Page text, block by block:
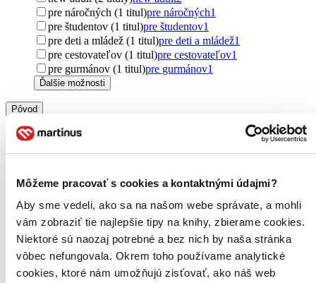
Môžeme pracovať s cookies a kontaktnými údajmi?
Aby sme vedeli, ako sa na našom webe správate, a mohli
vám zobraziť tie najlepšie tipy na knihy, zbierame cookies.
Niektoré sú naozaj potrebné a bez nich by naša stránka
vôbec nefungovala. Okrem toho používame analytické
cookies, ktoré nám umožňujú zisťovať, ako náš web
pre náročných (1 titul)pre náročných1
pre študentov (1 titul)pre študentov1
pre deti a mládež (1 titul)pre deti a mládež1
pre cestovateľov (1 titul)pre cestovateľov1
pre gurmánov (1 titul)pre gurmánov1
Ďalšie možnosti
Pôvod
zahraničný (27 titulov)
Slovensko (16 titulov)Slovensko16
Spojené kráľovstvo (8 titulov)Spojené kráľovstvo8
Nemecko (2 tituly)Nemecko2
Francúzsko (1 titul)Francúzsko1
Poľsko (1 titul)Poľsko1
Taiwan (1 titul) Taiwan 1
Ďalšie možnosti